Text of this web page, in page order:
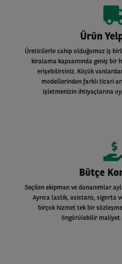
Ürün
Üreticilerle sahip olduğumuz iş
kiralama kapsamında geniş bir
erişebilirsiniz. Küçük
modellerinden farklı ticari
işletmenizin ihtiyaçlarına
Bütçe
Seçilen ekipman ve donanımlar
Ayrıca lastik, asistans, sigorta
birçok hizmet tek bir
öngörülebilir maliyet